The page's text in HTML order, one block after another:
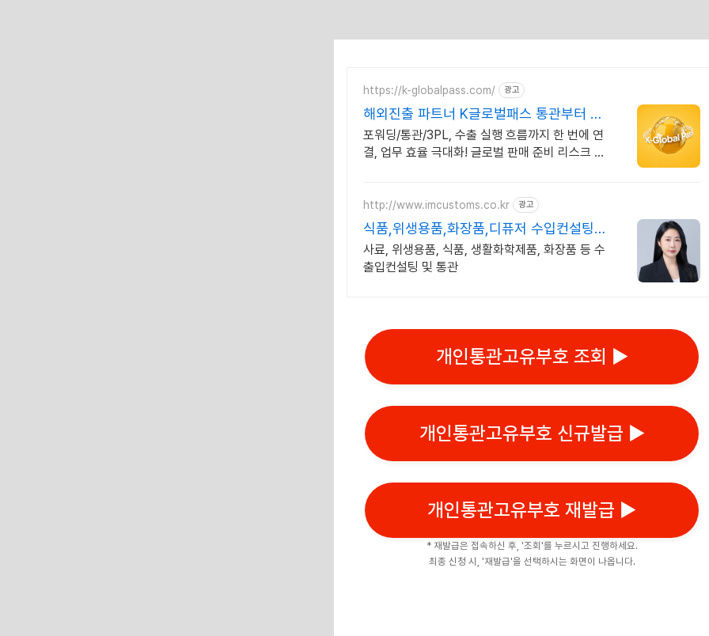
https://k-globalpass.com/ 광고
해외진출 파트너 K글로벌패스 통관부터 포
워딩까지
포워딩/통관/3PL, 수출 실행 흐름까지 한 번에 연
결, 업무 효율 극대화! 글로벌 판매 준비 리스크 감
http://www.imcustoms.co.kr 광고
식품,위생용품,화장품,디퓨저 수입컨설팅
전문 관세사무소
사료, 위생용품, 식품, 생활화학제품, 화장품 등 수
출입컨설팅 및 통관
개인통관고유부호 조회 ▶
개인통관고유부호 신규발급 ▶
개인통관고유부호 재발급 ▶
* 재발급은 접속하신 후, '조회'를 누르시고 진행하세요.
최종 신청 시, '재발급'을 선택하시는 화면이 나옵니다.